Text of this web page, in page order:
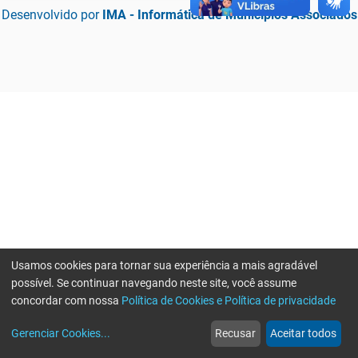
Desenvolvido por IMA - Informática de Municípios Associados
web
Notícias
more_horiz
Mais
Usamos cookies para tornar sua experiência a mais agradável
possível. Se continuar navegando neste site, você assume
concordar com nossa Política de Cookies e Política de privacidade
Gerenciar Cookies... Recusar Aceitar todos
Erro ao enviar informações, por favor tente novamente